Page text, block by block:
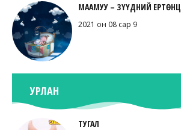
МААМУУ – ЗҮҮДНИЙ ЕРТӨНЦ
2021 он 08 сар 9
УРЛАН
ТУГАЛ